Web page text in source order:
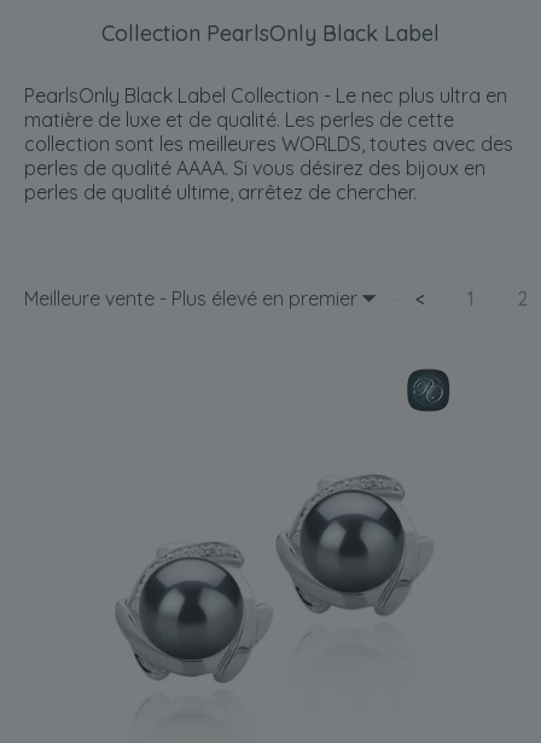
Collection PearlsOnly Black Label
PearlsOnly Black Label Collection - Le nec plus ultra en
matière de luxe et de qualité. Les perles de cette
collection sont les meilleures WORLDS, toutes avec des
perles de qualité AAAA. Si vous désirez des bijoux en
perles de qualité ultime, arrêtez de chercher.
Meilleure vente - Plus élevé en premier < 1 2